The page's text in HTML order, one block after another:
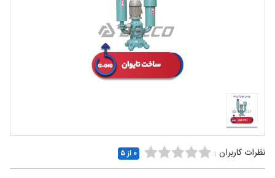
درباره
ما
نظرات کاربران : 0 از ۵